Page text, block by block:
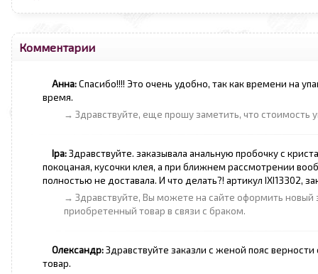
Комментарии
Анна:Спасибо!!!! Это очень удобно, так как времени на
время.
→ Здравствуйте, еще прошу заметить, что стоимость
Іра:Здравствуйте. заказывала анальную пробочку с
покоцаная, кусочки клея, а при ближнем рассмотрении
полностью не доставала. И что делать?! артикул IXI13302,
→ Здравствуйте, Вы можете на сайте оформить
приобретенный товар в связи с браком.
Олександр:Здравствуйте заказли с женой пояс
товар.